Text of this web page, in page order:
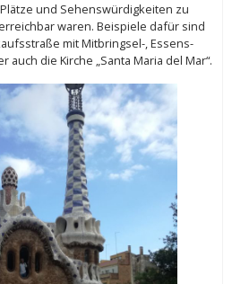
und Sehenswürdigkeiten zu
waren. Beispiele dafür sind
mit Mitbringsel-, Essens-
die Kirche „Santa Maria del Mar“.